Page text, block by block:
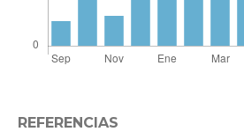
REFERENCIAS